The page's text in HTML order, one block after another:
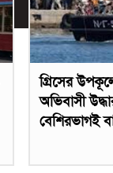
গ্রিসের
অভিবাসী
বেশিরভাগই